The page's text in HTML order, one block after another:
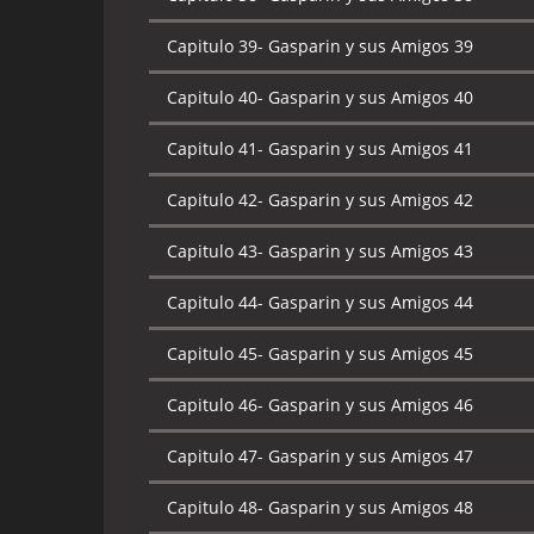
Capitulo 39- Gasparin y sus Amigos 39
Capitulo 40- Gasparin y sus Amigos 40
Capitulo 41- Gasparin y sus Amigos 41
Capitulo 42- Gasparin y sus Amigos 42
Capitulo 43- Gasparin y sus Amigos 43
Capitulo 44- Gasparin y sus Amigos 44
Capitulo 45- Gasparin y sus Amigos 45
Capitulo 46- Gasparin y sus Amigos 46
Capitulo 47- Gasparin y sus Amigos 47
Capitulo 48- Gasparin y sus Amigos 48